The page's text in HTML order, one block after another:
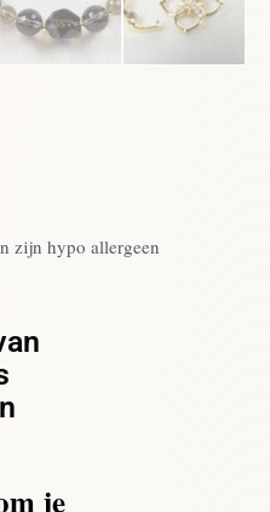
zijn hypo allergeen
je